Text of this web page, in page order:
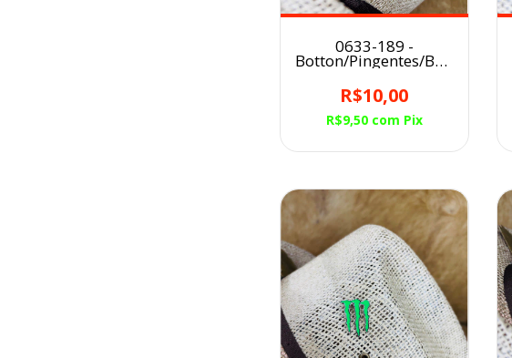
0633-189 -
Botton/Pingentes/Broche
para Chapéu
CHAPÉU DOURADO
R$10,00
R$9,50 com Pix